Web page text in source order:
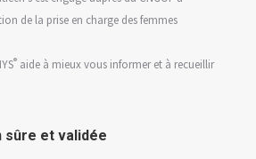
de la prise en charge des femmes
® aide à mieux vous informer et à recueillir
sûre et validée